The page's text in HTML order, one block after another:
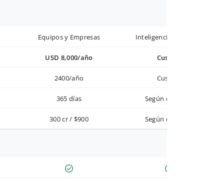
Equipos y Empresas Inteligencia avanzada
USD 8,000/año Custom
2400/año Custom
365 días Según contrato
300 cr / $900 Según contrato